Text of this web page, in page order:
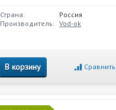
Страна:
Россия
Производитель: Vod-ok
В корзину Сравнить